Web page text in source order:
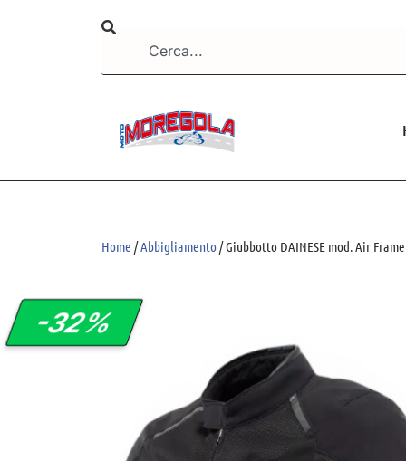
Home /Abbigliamento/ Giubbotto DAINESE mod. Air
-32%